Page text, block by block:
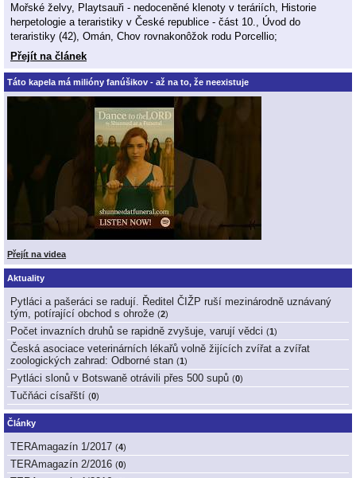
Mořské želvy, Playtsauři - nedoceněné klenoty v teráriích, Historie
herpetologie a teraristiky v České republice - část 10., Úvod do
teraristiky (42), Omán, Chov rovnakonôžok rodu Porcellio;
Přejít na článek
Táto kapela má milióny fanúšikov - až na to, že neexistuje
Přejít na videa
Aktuality
Pytláci a pašeráci se radují. Ředitel ČIŽP ruší mezinárodně uznávaný
tým, potírající obchod s ohrože (2)
Počet invazních druhů se rapidně zvyšuje, varují vědci (1)
Česká asociace veterinárních lékařů volně žijících zvířat a zvířat
zoologických zahrad: Odborné stan (1)
Pytláci slonů v Botswaně otrávili přes 500 supů (0)
Tučňáci císařští (0)
Články
TERAmagazín 1/2017 (4)
TERAmagazín 2/2016 (0)